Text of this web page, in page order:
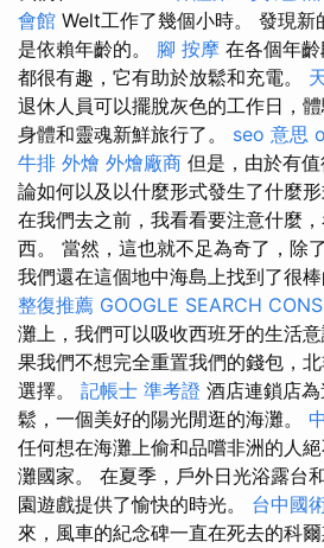
會館 Welt工作了幾個小時。 發現新
是依賴年齡的。 腳 按摩 在各個年
都很有趣，它有助於放鬆和充電。
退休人員可以擺脫灰色的工作日，
身體和靈魂新鮮旅行了。 seo 意思
牛排 外燴 外燴廠商 但是，由於有
論如何以及以什麼形式發生了什麼形
在我們去之前，我看看要注意什麼
西。 當然，這也就不足為奇了，除
我們還在這個地中海島上找到了很棒
整復推薦 GOOGLE SEARCH
灘上，我們可以吸收西班牙的生活意
果我們不想完全重置我們的錢包，
選擇。 記帳士 準考證 酒店連鎖店
鬆，一個美好的陽光閒逛的海灘。
任何想在海灘上偷和品嚐非洲的人
灘國家。 在夏季，戶外日光浴露台
園遊戲提供了愉快的時光。 台中國
來，風車的紀念碑一直在死去的科